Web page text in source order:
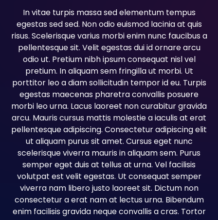
In vitae turpis massa sed elementum tempus
egestas sed sed. Non odio euismod lacinia at quis
risus. Scelerisque varius morbi enim nunc faucibus a
pellentesque sit. Velit egestas dui id ornare arcu
odio ut. Pretium nibh ipsum consequat nisl vel
pretium. In aliquam sem fringilla ut morbi. Ut
porttitor leo a diam sollicitudin tempor id eu. Turpis
egestas maecenas pharetra convallis posuere
morbi leo urna. Lacus laoreet non curabitur gravida
arcu. Mauris cursus mattis molestie a iaculis at erat
pellentesque adipiscing. Consectetur adipiscing elit
ut aliquam purus sit amet. Cursus eget nunc
scelerisque viverra mauris in aliquam sem. Purus
semper eget duis at tellus at urna. Vel facilisis
volutpat est velit egestas. Ut consequat semper
viverra nam libero justo laoreet sit. Dictum non
consectetur a erat nam at lectus urna. Bibendum
enim facilisis gravida neque convallis a cras. Tortor